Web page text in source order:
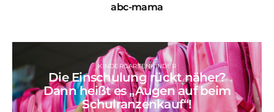
abc-mama
KINDERGARTENKINDER
Die Einschulung rückt näher?
Dann heißt es „Augen auf beim
Schulranzenkauf“!